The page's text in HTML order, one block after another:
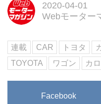
2020-04-01
Webモーター
連載 CAR トヨタ
TOYOTA
ワゴン カ
Facebook